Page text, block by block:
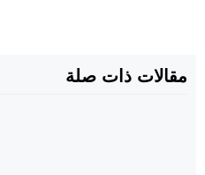
مقالات ذات صلة